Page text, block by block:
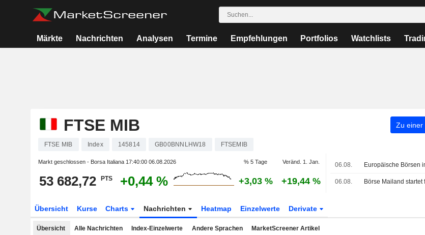
Märkte Nachrichten Analysen Termine Empfehlungen Portfolios Watchlists
FTSE MIB Zu einer
FTSE MIB Index 145814 GB00BNNLHW18 FTSEMIB
Markt geschlossen - Borsa Italiana 17:40:00 06.08.2026 % 5 Tage Veränd. 1. Jan.
53 682,72 PTS +0,44 % +3,03 % +19,44 %
06.08.
06.08.
Übersicht Kurse Charts Nachrichten Heatmap Einzelwerte Derivate
Übersicht Alle Nachrichten Index-Einzelwerte Andere Sprachen MarketScreener Artikel